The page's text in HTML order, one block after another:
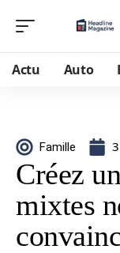
Actu Auto
Famille
Créez
mixtes